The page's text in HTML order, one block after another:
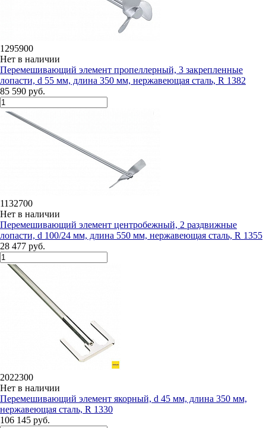
1295900
Нет в наличии
Перемешивающий элемент пропеллерный, 3 закрепленные
лопасти, d 55 мм, длина 350 мм, нержавеющая сталь, R 1382
85 590 руб.
1132700
Нет в наличии
Перемешивающий элемент центробежный, 2 раздвижные
лопасти, d 100/24 мм, длина 550 мм, нержавеющая сталь, R 1355
28 477 руб.
2022300
Нет в наличии
Перемешивающий элемент якорный, d 45 мм, длина 350 мм,
нержавеющая сталь, R 1330
106 145 руб.